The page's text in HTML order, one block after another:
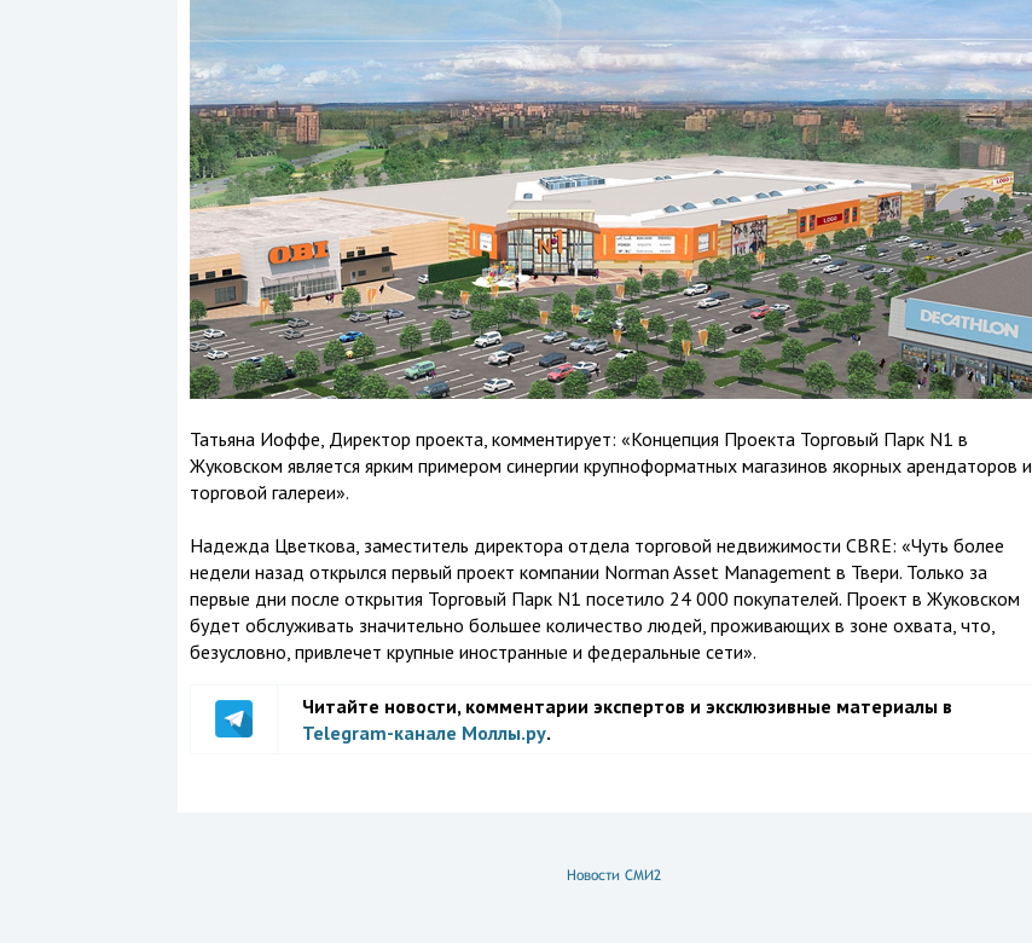
Татьяна Иоффе, Директор проекта, комментирует: «Концепция Проекта Торговый Парк N1 в
Жуковском является ярким примером синергии крупноформатных магазинов якорных арендаторов и
торговой галереи».
Надежда Цветкова, заместитель директора отдела торговой недвижимости CBRE: «Чуть более
недели назад открылся первый проект компании Norman Asset Management в Твери. Только за
первые дни после открытия Торговый Парк N1 посетило 24 000 покупателей. Проект в Жуковском
будет обслуживать значительно большее количество людей, проживающих в зоне охвата, что,
безусловно, привлечет крупные иностранные и федеральные сети».
Читайте новости, комментарии экспертов и эксклюзивные материалы в
Telegram-канале Моллы.ру.
Новости СМИ2